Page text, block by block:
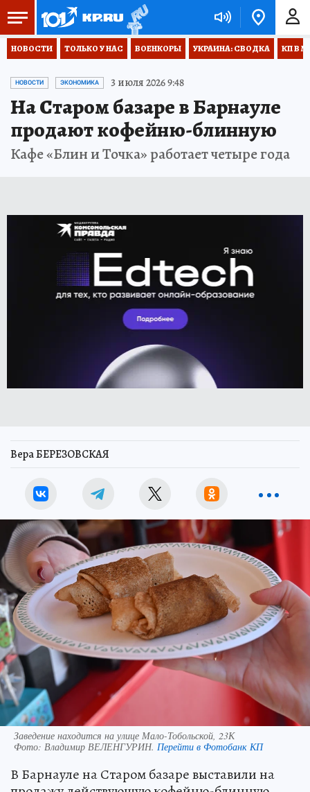
НОВОСТИ ТОЛЬКО У НАС ВОЕНКОРЫ УКРАИНА: СВОДКА КП В
НОВОСТИ ЭКОНОМИКА 3 июля 2026 9:48
На Старом базаре в Барнауле
продают кофейню-блинную
Кафе «Блин и Точка» работает четыре года
Вера БЕРЕЗОВСКАЯ
Заведение находится на улице Мало-Тобольской, 23К
Фото: Владимир ВЕЛЕНГУРИН. Перейти в Фотобанк КП
В Барнауле на Старом базаре выставили на